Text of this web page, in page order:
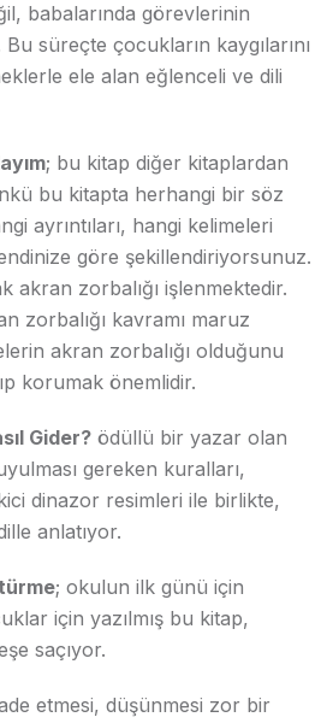
babalarında görevlerinin
süreçte çocukların kaygılarını
ele alan eğlenceli ve dili
; bu kitap diğer kitaplardan
bu kitapta herhangi bir söz
ayrıntıları, hangi kelimeleri
göre şekillendiriyorsunuz.
akran zorbalığı işlenmektedir.
zorbalığı kavramı maruz
akran zorbalığı olduğunu
korumak önemlidir.
Gider? ödüllü bir yazar olan
gereken kuralları,
dinazor resimleri ile birlikte,
anlatıyor.
; okulun ilk günü için
için yazılmış bu kitap,
saçıyor.
etmesi, düşünmesi zor bir